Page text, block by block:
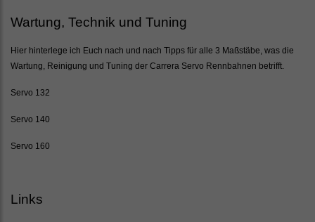
Wartung, Technik und Tuning
Hier hinterlege ich Euch nach und nach Tipps für alle 3 Maßstäbe, was die
Wartung, Reinigung und Tuning der Carrera Servo Rennbahnen betrifft.
Servo 132
Servo 140
Servo 160
Links